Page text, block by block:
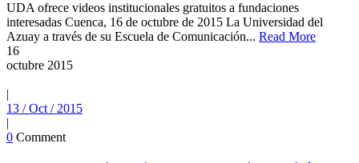
UDA ofrece videos institucionales gratuitos a fundaciones
interesadas Cuenca, 16 de octubre de 2015 La Universidad del
Azuay a través de su Escuela de Comunicación... Read More
16
octubre 2015
|
13 / Oct / 2015
|
0 Comment